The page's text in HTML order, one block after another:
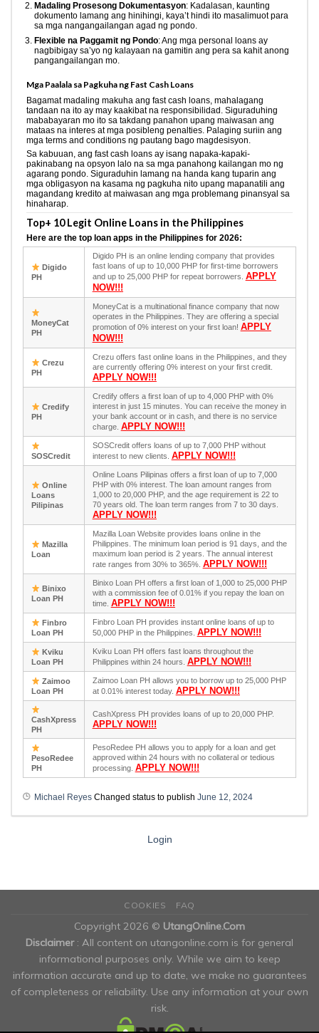
Madaling Prosesong Dokumentasyon: Kadalasan, kaunting
dokumento lamang ang hinihingi, kaya’t hindi ito masalimuot para
sa mga nangangailangan agad ng pondo.
Flexible na Paggamit ng Pondo: Ang mga personal loans ay
nagbibigay sa’yo ng kalayaan na gamitin ang pera sa kahit anong
pangangailangan mo.
Mga Paalala sa Pagkuha ng Fast Cash Loans
Bagamat madaling makuha ang fast cash loans, mahalagang
tandaan na ito ay may kaakibat na responsibilidad. Siguraduhing
mababayaran mo ito sa takdang panahon upang maiwasan ang
mataas na interes at mga posibleng penalties. Palaging suriin ang
mga terms and conditions ng pautang bago magdesisyon.
Sa kabuuan, ang fast cash loans ay isang napaka-kapaki-
pakinabang na opsyon lalo na sa mga panahong kailangan mo ng
agarang pondo. Siguraduhin lamang na handa kang tuparin ang
mga obligasyon na kasama ng pagkuha nito upang mapanatili ang
magandang kredito at maiwasan ang mga problemang pinansyal sa
hinaharap.
Top+ 10 Legit Online Loans in the Philippines
Here are the top loan apps in the Philippines for 2026:
Digido
PH
Digido PH is an online lending company that provides
fast loans of up to 10,000 PHP for first-time borrowers
and up to 25,000 PHP for repeat borrowers. APPLY
NOW!!!
MoneyCat
PH
MoneyCat is a multinational finance company that now
operates in the Philippines. They are offering a special
promotion of 0% interest on your first loan! APPLY
NOW!!!
Crezu
PH
Crezu offers fast online loans in the Philippines, and they
are currently offering 0% interest on your first credit.
APPLY NOW!!!
Credify
PH
Credify offers a first loan of up to 4,000 PHP with 0%
interest in just 15 minutes. You can receive the money in
your bank account or in cash, and there is no service
charge. APPLY NOW!!!
SOSCredit
SOSCredit offers loans of up to 7,000 PHP without
interest to new clients. APPLY NOW!!!
Online
Loans
Pilipinas
Online Loans Pilipinas offers a first loan of up to 7,000
PHP with 0% interest. The loan amount ranges from
1,000 to 20,000 PHP, and the age requirement is 22 to
70 years old. The loan term ranges from 7 to 30 days.
APPLY NOW!!!
Mazilla
Loan
Mazilla Loan Website provides loans online in the
Philippines. The minimum loan period is 91 days, and the
maximum loan period is 2 years. The annual interest
rate ranges from 30% to 365%. APPLY NOW!!!
Binixo
Loan PH
Binixo Loan PH offers a first loan of 1,000 to 25,000 PHP
with a commission fee of 0.01% if you repay the loan on
time. APPLY NOW!!!
Finbro
Loan PH
Finbro Loan PH provides instant online loans of up to
50,000 PHP in the Philippines. APPLY NOW!!!
Kviku
Loan PH
Kviku Loan PH offers fast loans throughout the
Philippines within 24 hours. APPLY NOW!!!
Zaimoo
Loan PH
Zaimoo Loan PH allows you to borrow up to 25,000 PHP
at 0.01% interest today. APPLY NOW!!!
CashXpress
PH
CashXpress PH provides loans of up to 20,000 PHP.
APPLY NOW!!!
PesoRedee
PH
PesoRedee PH allows you to apply for a loan and get
approved within 24 hours with no collateral or tedious
processing. APPLY NOW!!!
Michael Reyes Changed status to publish June 12, 2024
Login
COOKIES FAQ
Copyright 2026 © UtangOnline.Com
Disclaimer : All content on utangonline.com is for general
informational purposes only. While we aim to keep
information accurate and up to date, we make no guarantees
of completeness or reliability. Use any information at your own
risk.